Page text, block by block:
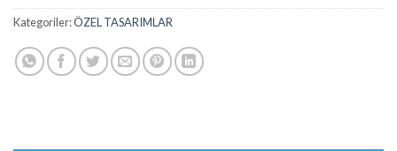
Kategoriler:ÖZEL TASARIMLAR